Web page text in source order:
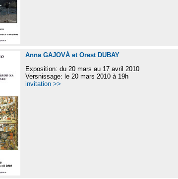
Anna GAJOVÁ et Orest DUBAY
Exposition: du 20 mars au 17 avril 2010
Versnissage: le 20 mars 2010 à 19h
invitation >>